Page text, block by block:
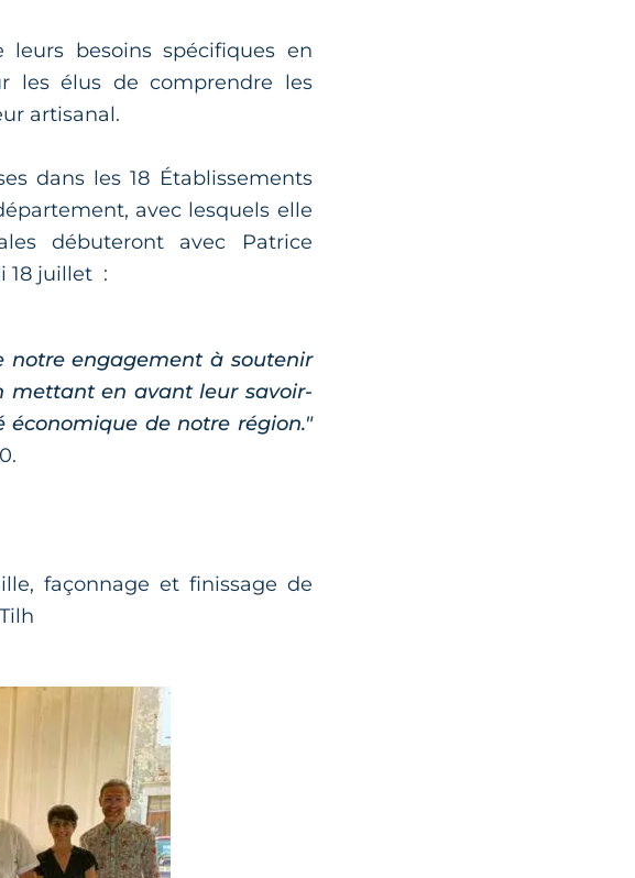
besoins spécifiques en
les élus de comprendre les
artisanal.
dans les 18 Établissements
avec lesquels elle
débuteront avec Patrice
18 juillet :
notre engagement à soutenir
mettant en avant leur savoir-
de notre région."
façonnage et finissage de